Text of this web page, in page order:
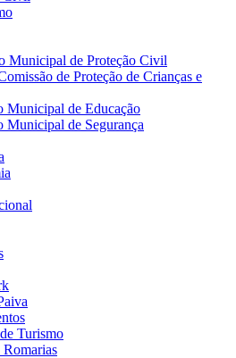
Municipal de Proteção Civil
de Proteção de Crianças e
Municipal de Educação
Municipal de Segurança
Turismo
Romarias